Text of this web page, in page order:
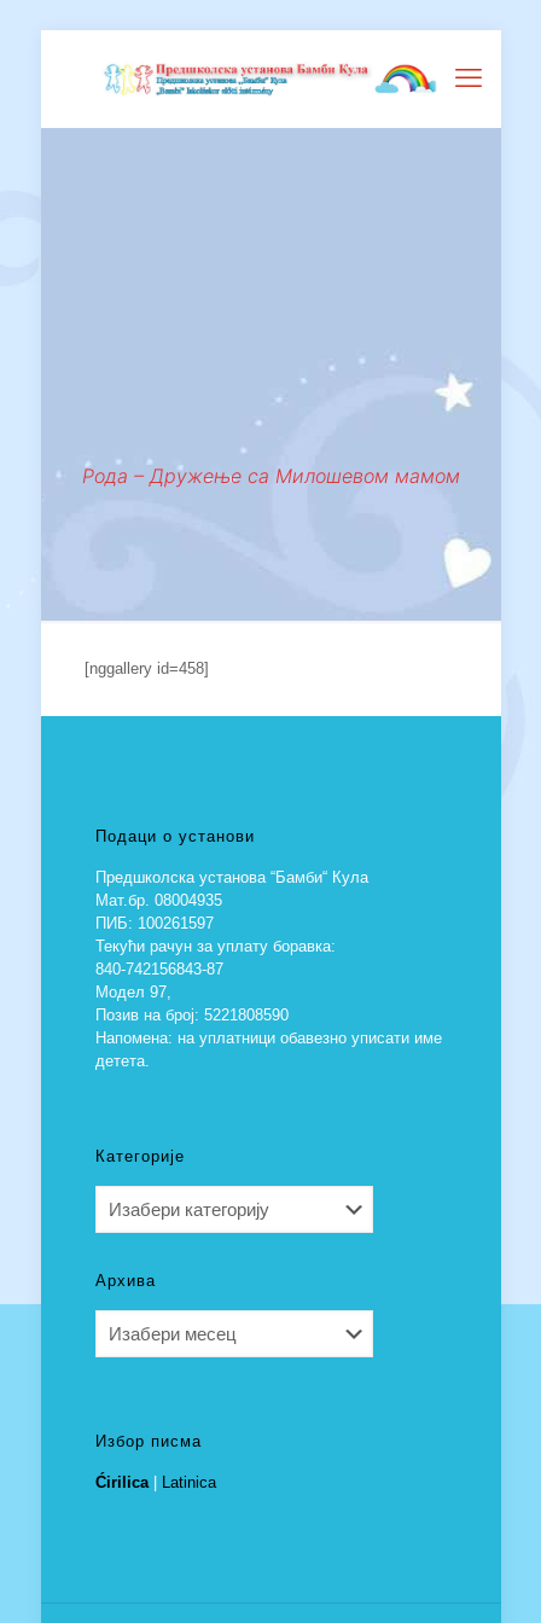
Рода – Дружење са Милошевом мамом
[nggallery id=458]
Подаци о установи
Предшколска установа “Бамби“ Кула
Мат.бр. 08004935
ПИБ: 100261597
Текући рачун за уплату боравка:
840-742156843-87
Модел 97,
Позив на број: 5221808590
Напомена: на уплатници обавезно уписати име
детета.
Категорије
Архива
Избор писма
Ćirilica| Latinica